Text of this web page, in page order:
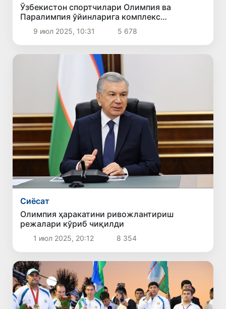
Ўзбекистон спортчилари Олимпия ва
Паралимпия ўйинларига комплекс
тайёрланади
9 июл 2025, 10:31 5 678
Сиёсат
Олимпия ҳаракатини ривожлантириш
режалари кўриб чиқилди
1 июл 2025, 20:12 8 354